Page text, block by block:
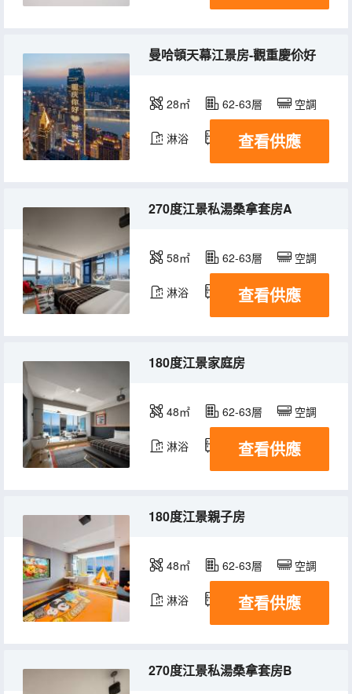
曼哈頓天幕江景房-觀重慶伱好
28㎡ 62-63層 空調
淋浴 冰箱查看供應
270度江景私湯桑拿套房A
58㎡ 62-63層 空調
淋浴 冰箱查看供應
180度江景家庭房
48㎡ 62-63層 空調
淋浴 冰箱查看供應
180度江景親子房
48㎡ 62-63層 空調
淋浴 冰箱查看供應
270度江景私湯桑拿套房B